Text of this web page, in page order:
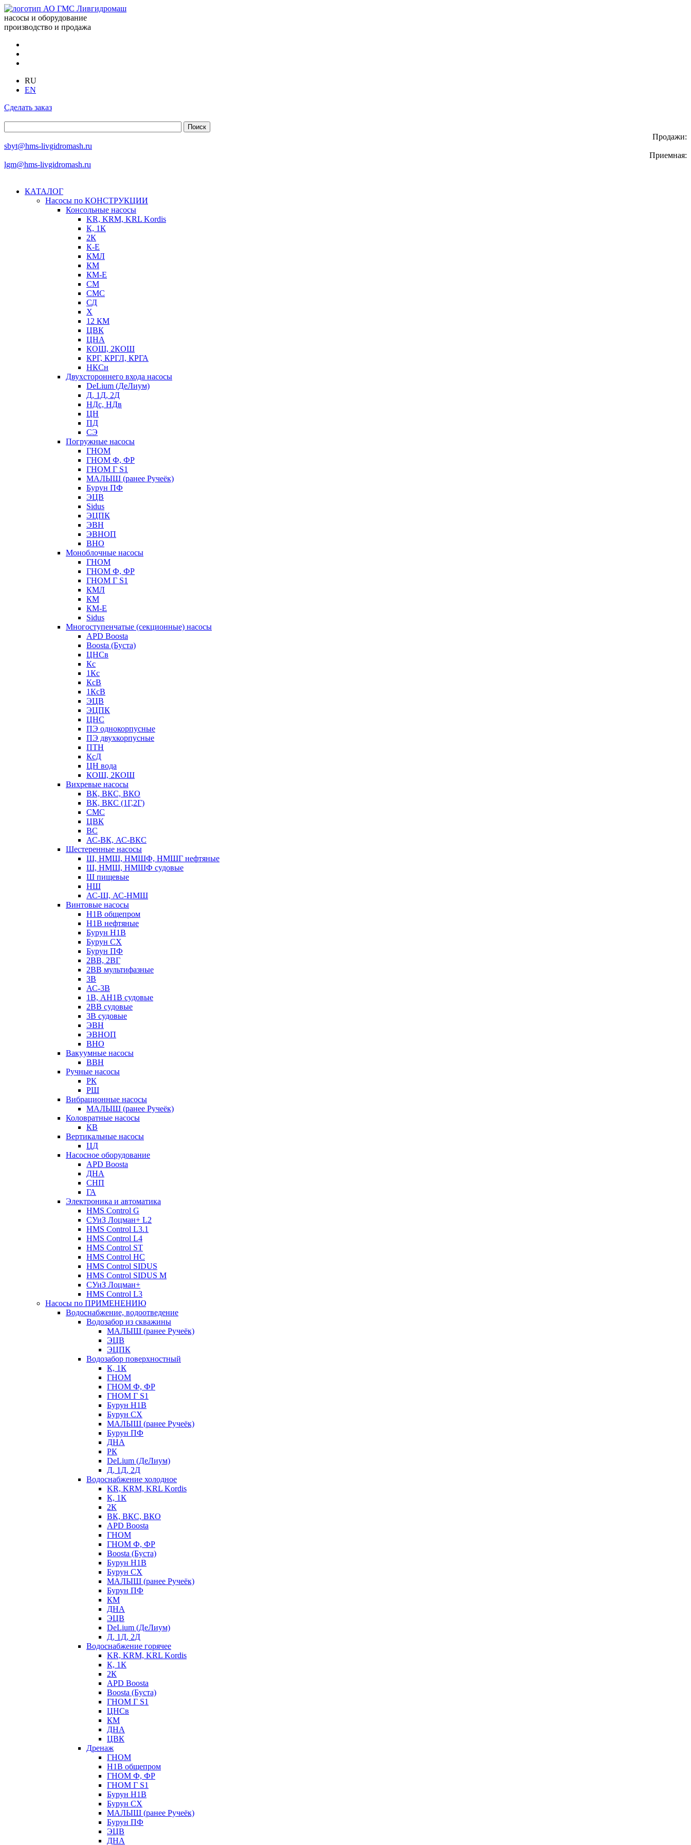
насосы и оборудование
производство и продажа
RU
EN
Сделать заказ
Продажи:
sbyt@hms-livgidromash.ru
Приемная:
lgm@hms-livgidromash.ru
КАТАЛОГ
Насосы по КОНСТРУКЦИИ
Консольные насосы
KR, KRM, KRL Kordis
К, 1К
2К
К-Е
КМЛ
КМ
КМ-Е
СМ
СМС
СД
Х
12 КМ
ЦВК
ЦНА
КОШ, 2КОШ
КРГ, КРГЛ, КРГА
НКСн
Двухстороннего входа насосы
DeLium (ДеЛиум)
Д, 1Д, 2Д
НДс, НДв
ЦН
ПД
СЭ
Погружные насосы
ГНОМ
ГНОМ Ф, ФР
ГНОМ Г S1
МАЛЫШ (ранее Ручеёк)
Бурун ПФ
ЭЦВ
Sidus
ЭЦПК
ЭВН
ЭВНОП
ВНО
Моноблочные насосы
ГНОМ
ГНОМ Ф, ФР
ГНОМ Г S1
КМЛ
КМ
КМ-Е
Sidus
Многоступенчатые (секционные) насосы
APD Boosta
Boosta (Буста)
ЦНСв
Кс
1Кс
КсВ
1КсВ
ЭЦВ
ЭЦПК
ЦНС
ПЭ однокорпусные
ПЭ двухкорпусные
ПТН
КсД
ЦН вода
КОШ, 2КОШ
Вихревые насосы
ВК, ВКС, ВКО
ВК, ВКС (1Г,2Г)
СМС
ЦВК
ВС
АС-ВК, АС-ВКС
Шестеренные насосы
Ш, НМШ, НМШФ, НМШГ нефтяные
Ш, НМШ, НМШФ судовые
Ш пищевые
НШ
АС-Ш, АС-НМШ
Винтовые насосы
Н1В общепром
Н1В нефтяные
Бурун Н1В
Бурун СХ
Бурун ПФ
2ВВ, 2ВГ
2ВВ мультифазные
3В
АС-3В
1В, АН1В судовые
2ВВ судовые
3В судовые
ЭВН
ЭВНОП
ВНО
Вакуумные насосы
ВВН
Ручные насосы
РК
РШ
Вибрационные насосы
МАЛЫШ (ранее Ручеёк)
Коловратные насосы
КВ
Вертикальные насосы
ЦД
Насосное оборудование
APD Boosta
ДНА
СНП
ГА
Электроника и автоматика
HMS Control G
СУиЗ Лоцман+ L2
HMS Control L3.1
HMS Control L4
HMS Control ST
HMS Control HC
HMS Control SIDUS
HMS Control SIDUS M
СУиЗ Лоцман+
HMS Control L3
Насосы по ПРИМЕНЕНИЮ
Водоснабжение, водоотведение
Водозабор из скважины
МАЛЫШ (ранее Ручеёк)
ЭЦВ
ЭЦПК
Водозабор поверхностный
К, 1К
ГНОМ
ГНОМ Ф, ФР
ГНОМ Г S1
Бурун Н1В
Бурун СХ
МАЛЫШ (ранее Ручеёк)
Бурун ПФ
ДНА
РК
DeLium (ДеЛиум)
Д, 1Д, 2Д
Водоснабжение холодное
KR, KRM, KRL Kordis
К, 1К
2К
ВК, ВКС, ВКО
APD Boosta
ГНОМ
ГНОМ Ф, ФР
Boosta (Буста)
Бурун Н1В
Бурун СХ
МАЛЫШ (ранее Ручеёк)
Бурун ПФ
КМ
ДНА
ЭЦВ
DeLium (ДеЛиум)
Д, 1Д, 2Д
Водоснабжение горячее
KR, KRM, KRL Kordis
К, 1К
2К
APD Boosta
Boosta (Буста)
ГНОМ Г S1
ЦНСв
КМ
ДНА
ЦВК
Дренаж
ГНОМ
Н1В общепром
ГНОМ Ф, ФР
ГНОМ Г S1
Бурун Н1В
Бурун СХ
МАЛЫШ (ранее Ручеёк)
Бурун ПФ
ЭЦВ
ДНА